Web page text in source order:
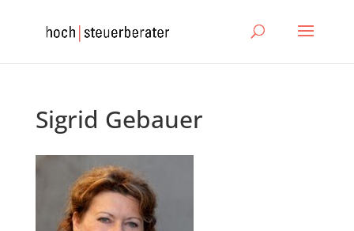
Sigrid Gebauer